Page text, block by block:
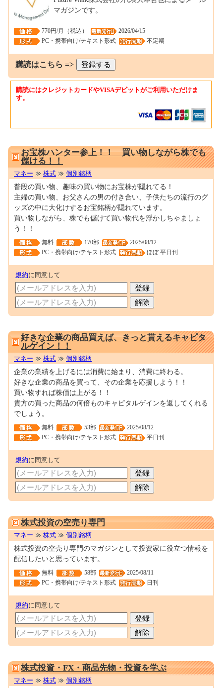
マガジンです。
770円/月（税込）
2026/04/15
PC・携帯向け/テキスト形式
不定期
購読はこちら =>
購読にはクレジットカードやVISAデビットがご利用いただけま
す。
お宝株ハンター参上！！ 買い物しながら株でも
儲ける！！
マネー 株式 個別銘柄
普段の買い物、趣味の買い物にお宝株が隠れてる！
主婦の買い物、お父さんの男の付き合い、子供たちの流行のグ
ッズの中に大化けするお宝銘柄が隠れています。
買い物しながら、株でも儲けて買い物代を浮かしちゃましょ
う！！
無料 170部
2025/08/12
PC・携帯向け/テキスト形式
ほぼ 平日刊
規約に同意して
好きな企業の商品買えば、きっと貰えるキャピタ
ルゲイン！！
マネー 株式 個別銘柄
企業の業績を上げるには消費に始まり、消費に終わる。
好きな企業の商品を買って、その企業を応援しよう！！
買い物すれば株価は上がる！！
貴方の買った商品の何倍ものキャピタルゲインを返してくれる
でしょう。
無料 53部
2025/08/12
PC・携帯向け/テキスト形式
平日刊
規約に同意して
株式投資の空売り専門
マネー 株式 個別銘柄
株式投資の空売り専門のマガジンとして投資家に役立つ情報を
配信したいと思っています。
無料 58部
2025/08/11
PC・携帯向け/テキスト形式
日刊
規約に同意して
株式投資・FX・商品先物・投資を学ぶ
マネー 株式 個別銘柄